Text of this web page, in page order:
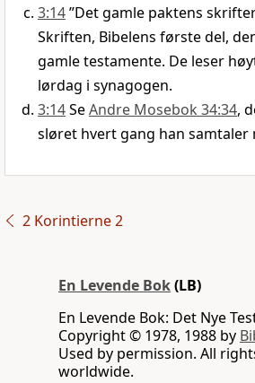
3:14”Det gamle paktens
Skriften, Bibelens første del,
gamle testamente. De leser
lørdag i synagogen.
3:14SeAndre Mosebok 34:34,
sløret hvert gang han samtaler
2 Korintierne 2
En Levende Bok(LB)
En Levende Bok: Det Nye
Copyright © 1978, 1988 by
Used by permission. All
worldwide.